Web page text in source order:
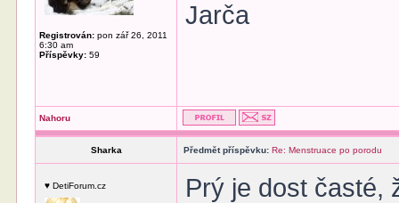
Registrován: pon zář 26, 2011
6:30 am
Příspěvky: 59
Jarča
Nahoru
Sharka Předmět příspěvku: Re: Menstruace po porodu
♥ DetiForum.cz
Prý je dost časté,